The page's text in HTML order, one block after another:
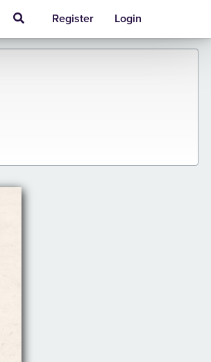
Register Login